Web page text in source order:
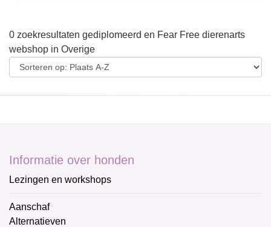
0 zoekresultaten gediplomeerd en Fear Free dierenarts
webshop in Overige
Informatie over honden
Lezingen en workshops
Aanschaf
Alternatieven